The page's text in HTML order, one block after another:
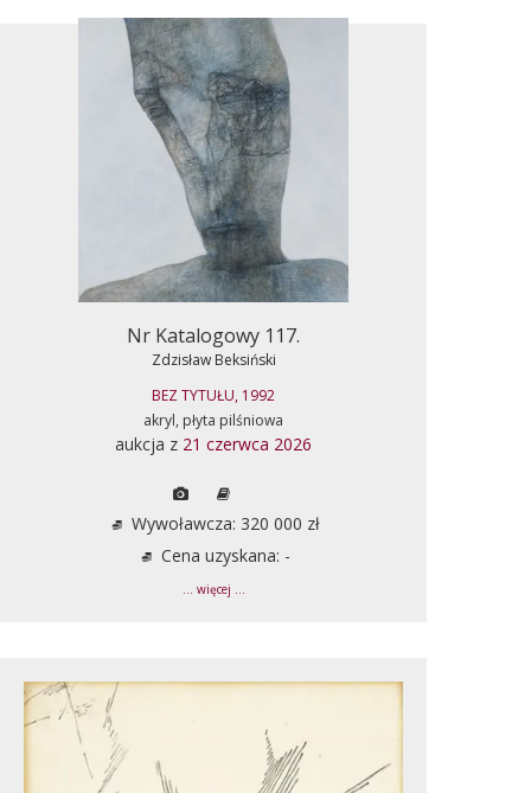
Nr Katalogowy 117.
Zdzisław Beksiński
BEZ TYTUŁU, 1992
akryl, płyta pilśniowa
aukcja z 21 czerwca 2026
Wywoławcza: 320 000 zł
Cena uzyskana: -
... więcej ...